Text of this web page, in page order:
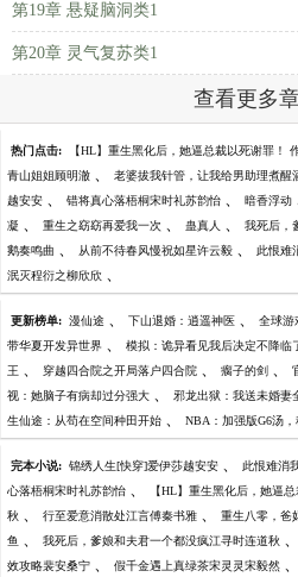
第19章 悬疑脑洞类1
第20章 灵气复苏类1
查看更多
热门点击: 【HL】重生黑化后，她逼总裁以死谢罪！
青山姐姐顾明澈 、 老婆拔我针管，让我给男助理煮醒
越安安 、 错将真心落梧桐宋时礼苏韵怡 、 暗香浮动
凝 、 重生之窈窈再爱我一次 、 蛊真人 、 我死后，
鹅奏鸣曲 、 从前不待春风慢祝如星许云毅 、 此恨难
泯灭程衍之柳欣欣 、
更新榜单: 漫仙途 、 下山退婚：逍遥神医 、 全球游
带华夏开发异世界 、 模拟：诡异看见我后决定不降临
王 、 穿越四合院之开局落户四合院 、 瘸子的剑 、
视：她脑子有病却过分强大 、 邪龙出狱：我送未婚妻
生仙途：从苟在空间种田开始 、 NBA：加强版G6汤，
完本小说: 锦绣人生[快穿]爱伊莎越安安 、 此恨难消
心落梧桐宋时礼苏韵怡 、 【HL】重生黑化后，她逼
秋 、 行至爱意消散处江言傅秦书雅 、 重生八零，爸
鱼 、 我死后，爹娘和夫君一个都没疯江寻时连道秋 、
效攻略裴安桑宁 、 假千金遇上真绿茶宋灵灵宋毅然 、